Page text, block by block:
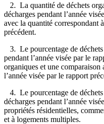
2. La quantité de déchets
décharges pendant l’année
avec la quantité correspondant
précédent.
3. Le pourcentage de déchets
pendant l’année visée par le
organiques et une comparaison
l’année visée par le rapport
4. Le pourcentage de
décharges pendant l’année
propriétés résidentielles,
et à logements multiples.